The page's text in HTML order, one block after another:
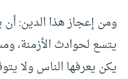
ومن إعجاز هذا الدين:
يتسع لحوادث الأزمنة،
يكن يعرفها الناس ولا